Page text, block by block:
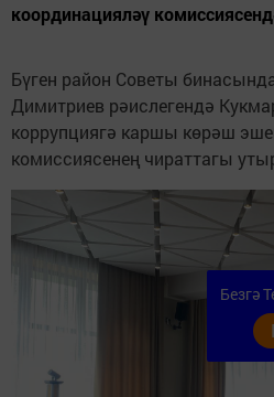
координацияләү
Бүген район Советы
Димитриев рәислегендә
коррупциягә каршы көрәш
комиссиясенең чираттагы
Безгә